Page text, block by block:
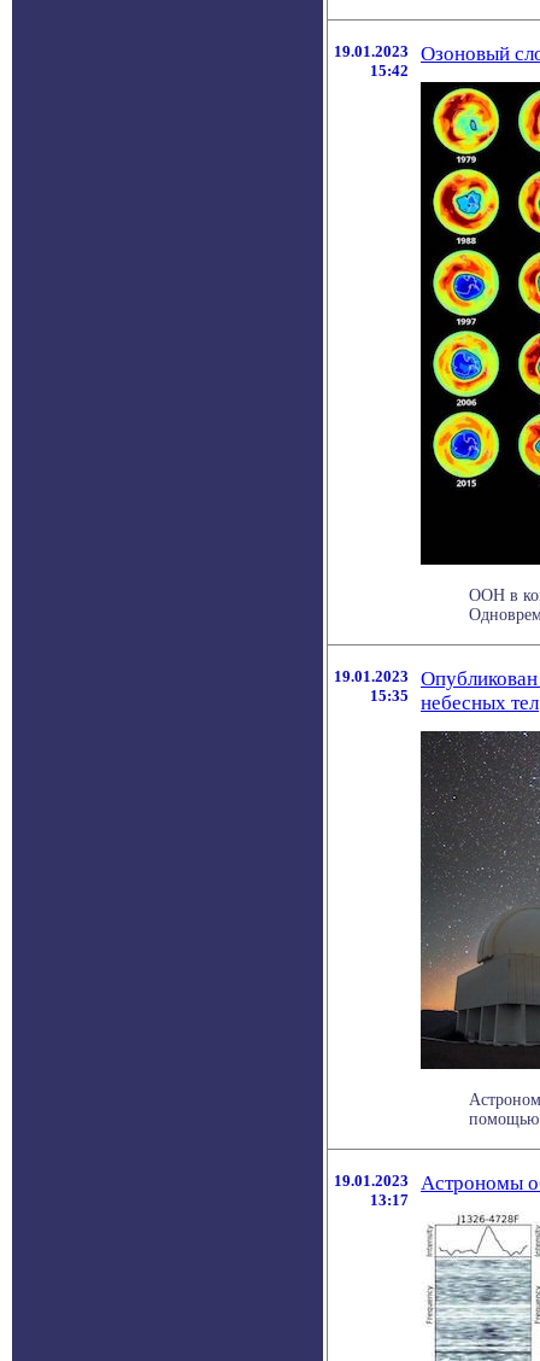
19.01.2023
15:42
Озоновый
ООН в
19.01.2023
15:35
небесных тел
помощью
19.01.2023
13:17
Астрономы